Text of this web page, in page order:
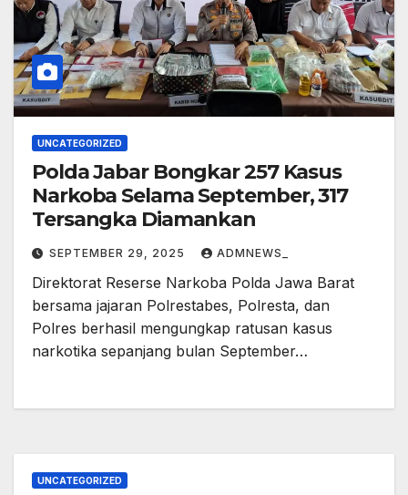
UNCATEGORIZED
Polda Jabar Bongkar 257 Kasus
Narkoba Selama September, 317
Tersangka Diamankan
SEPTEMBER 29, 2025 ADMNEWS_
Direktorat Reserse Narkoba Polda Jawa Barat
bersama jajaran Polrestabes, Polresta, dan
Polres berhasil mengungkap ratusan kasus
narkotika sepanjang bulan September…
UNCATEGORIZED